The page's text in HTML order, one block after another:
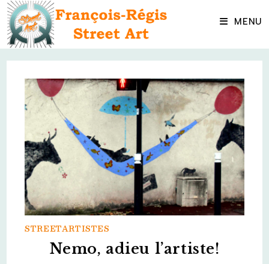
Skip
content MENU
STREETARTISTES
Nemo, adieu l’artiste!